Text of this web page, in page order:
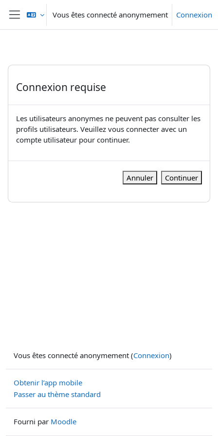
Passer au contenu principal
Panneau latéral
Vous êtes connecté anonymement Connexion
Connexion requise
Les utilisateurs anonymes ne peuvent pas consulter les
profils utilisateurs. Veuillez vous connecter avec un
compte utilisateur pour continuer.
Annuler Continuer
Vous êtes connecté anonymement (Connexion)
Obtenir l’app mobile
Passer au thème standard
Fourni par Moodle